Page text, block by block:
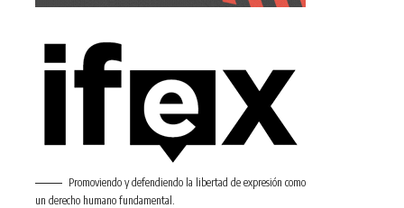
Promoviendo y defendiendo la libertad de expresión como
un derecho humano fundamental.